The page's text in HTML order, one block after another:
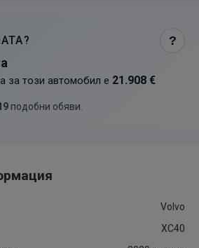
?
за този автомобил е 21.908 €
подобни обяви
Volvo
XC40